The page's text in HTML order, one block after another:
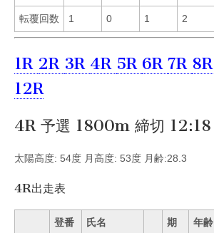
転覆回数 1 0 1 2
1R 2R 3R 4R 5R 6R 7R 8R
12R
4R 予選 1800m 締切 12:18
太陽高度: 54度 月高度: 53度 月齢:28.3
4R出走表
登番 氏名 期 年齢